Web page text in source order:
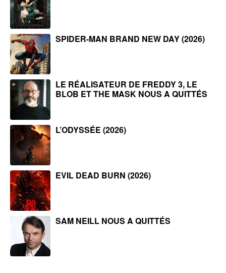
SPIDER-MAN BRAND NEW DAY (2026)
LE RÉALISATEUR DE FREDDY 3, LE
BLOB ET THE MASK NOUS A QUITTÉS
L’ODYSSÉE (2026)
EVIL DEAD BURN (2026)
SAM NEILL NOUS A QUITTÉS